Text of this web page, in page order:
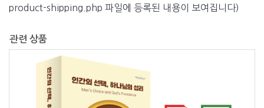
product-shipping.php 파일에 등록된 내용이 보여집니다)
관련 상품